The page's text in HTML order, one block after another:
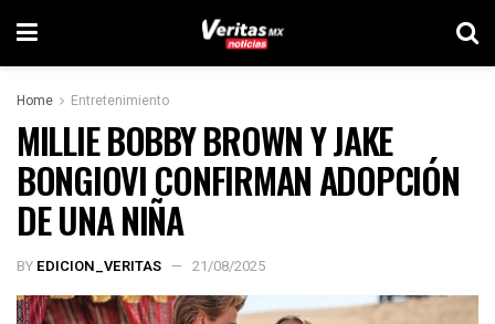
Home Entretenimiento
MILLIE BOBBY BROWN Y JAKE
BONGIOVI CONFIRMAN ADOPCIÓN
DE UNA NIÑA
BY EDICION_VERITAS 21/08/2025